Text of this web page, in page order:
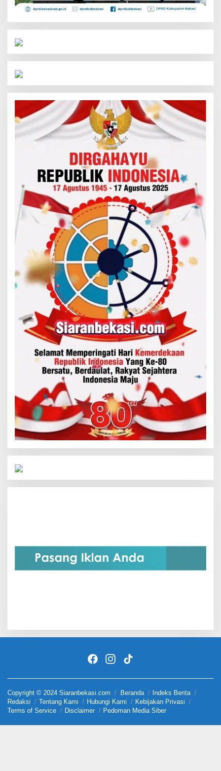
Copyright © 2024 Siaranbekasi.com Beranda
Indeks Berita
Redaksi
Tentang Kami Hubungi Kami
Kebijakan Privasi
Terms of Service
Disclaimer Pedoman Media Siber